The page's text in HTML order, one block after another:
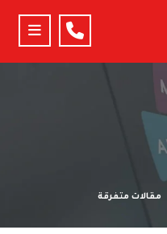
مقالات متفرقة